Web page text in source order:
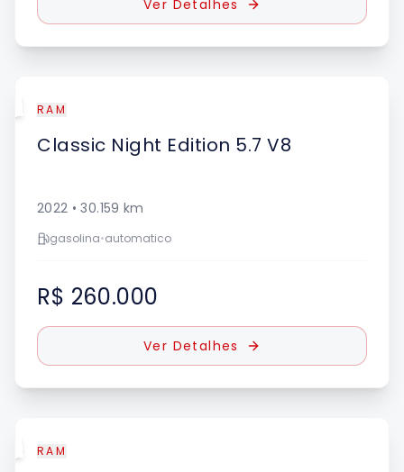
Ver Detalhes
RAM
Classic Night Edition 5.7 V8
2022 •30.159 km
gasolina•automatico
R$ 260.000
Ver Detalhes
RAM